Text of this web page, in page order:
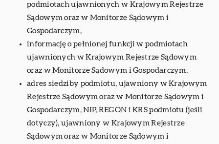
podmiotach ujawnionych w Krajowym Rejestrze
Sądowym oraz w Monitorze Sądowym i
Gospodarczym,
informację o pełnionej funkcji w podmiotach
ujawnionych w Krajowym Rejestrze Sądowym
oraz w Monitorze Sądowym i Gospodarczym,
adres siedziby podmiotu, ujawniony w Krajowym
Rejestrze Sądowym oraz w Monitorze Sądowym i
Gospodarczym, NIP, REGON i KRS podmiotu (jeśli
dotyczy), ujawniony w Krajowym Rejestrze
Sądowym oraz w Monitorze Sądowym i